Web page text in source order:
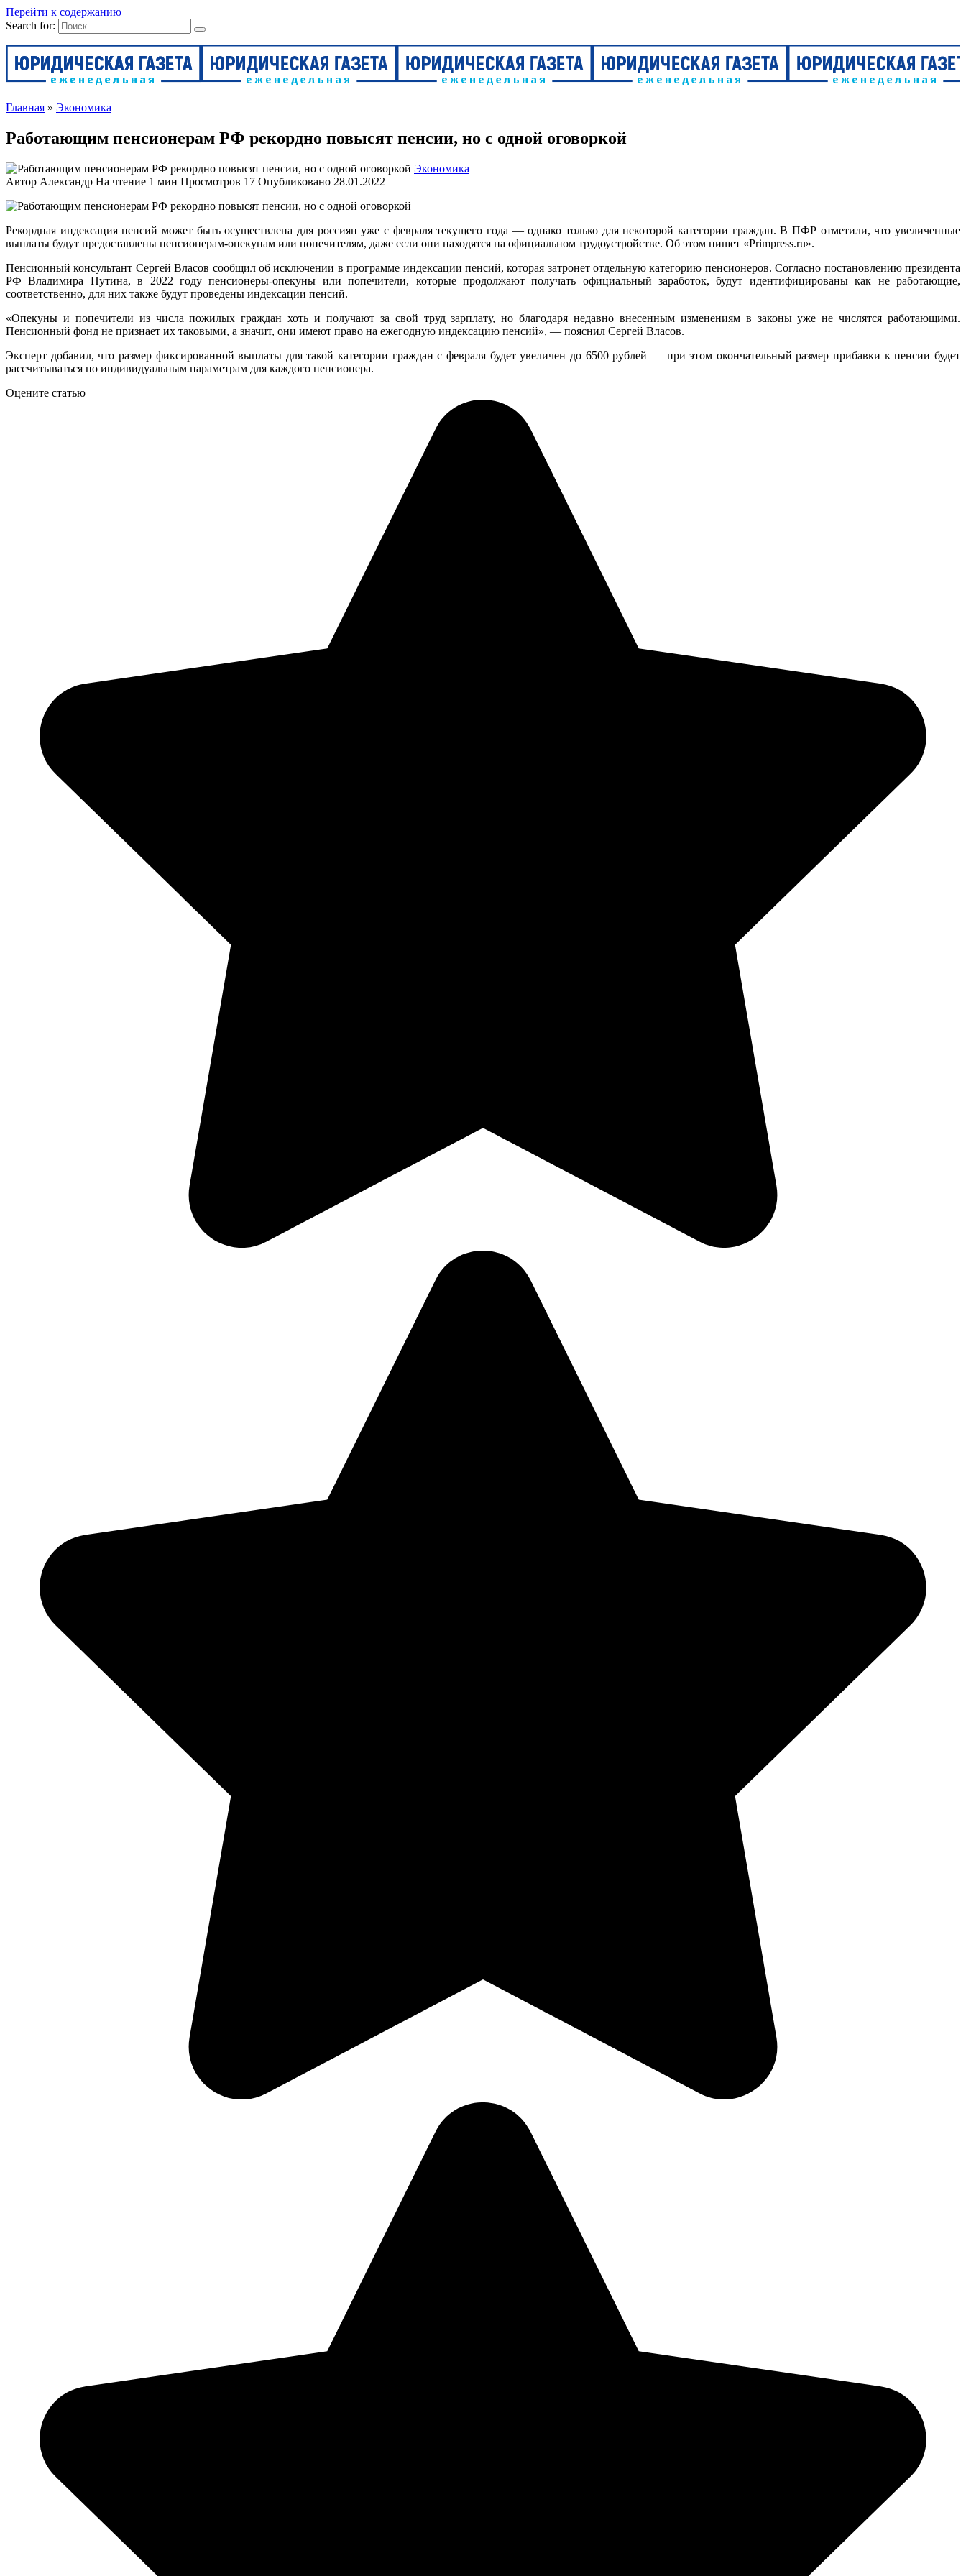
Перейти к содержанию
Search for:
Главная » Экономика
Работающим пенсионерам РФ рекордно повысят пенсии, но с одной оговоркой
Экономика
Автор Александр На чтение 1 мин Просмотров 17 Опубликовано 28.01.2022
Рекордная индексация пенсий может быть осуществлена для россиян уже с февраля текущего года — однако только для некоторой категории граждан. В ПФР отметили, что увеличенные
выплаты будут предоставлены пенсионерам-опекунам или попечителям, даже если они находятся на официальном трудоустройстве. Об этом пишет «Primpress.ru».
Пенсионный консультант Сергей Власов сообщил об исключении в программе индексации пенсий, которая затронет отдельную категорию пенсионеров. Согласно постановлению президента
РФ Владимира Путина, в 2022 году пенсионеры-опекуны или попечители, которые продолжают получать официальный заработок, будут идентифицированы как не работающие,
соответственно, для них также будут проведены индексации пенсий.
«Опекуны и попечители из числа пожилых граждан хоть и получают за свой труд зарплату, но благодаря недавно внесенным изменениям в законы уже не числятся работающими.
Пенсионный фонд не признает их таковыми, а значит, они имеют право на ежегодную индексацию пенсий», — пояснил Сергей Власов.
Эксперт добавил, что размер фиксированной выплаты для такой категории граждан с февраля будет увеличен до 6500 рублей — при этом окончательный размер прибавки к пенсии будет
рассчитываться по индивидуальным параметрам для каждого пенсионера.
Оцените статью